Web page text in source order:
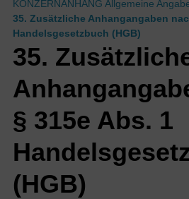
KONZERNANHANG Allgemeine
35. Zusätzliche Anhangangaben
Handelsgesetzbuch (HGB)
35.
§ 315e Abs. 1
(HGB)